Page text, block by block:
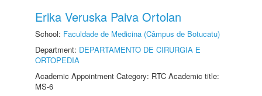
Erika Veruska Paiva Ortolan
School: Faculdade de Medicina (Câmpus de Botucatu)
Department: DEPARTAMENTO DE CIRURGIA E
ORTOPEDIA
Academic Appointment Category: RTC Academic title:
MS-6